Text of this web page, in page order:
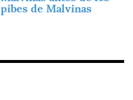
pibes de Malvinas